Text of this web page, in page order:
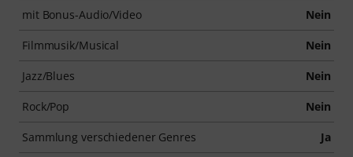
mit Bonus-Audio/Video Nein
Filmmusik/Musical Nein
Jazz/Blues Nein
Rock/Pop Nein
Sammlung verschiedener Genres Ja